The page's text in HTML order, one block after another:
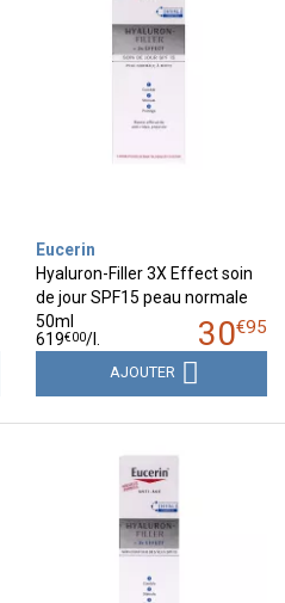
Eucerin
Hyaluron-Filler 3X Effect soin
de jour SPF15 peau normale
50ml
30€95
619€00/
AJOUTER